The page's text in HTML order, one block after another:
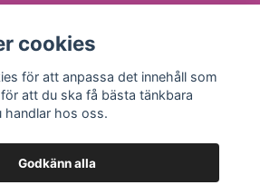
cookies
för att anpassa det innehåll som
att du ska få bästa tänkbara
handlar hos oss.
Godkänn alla